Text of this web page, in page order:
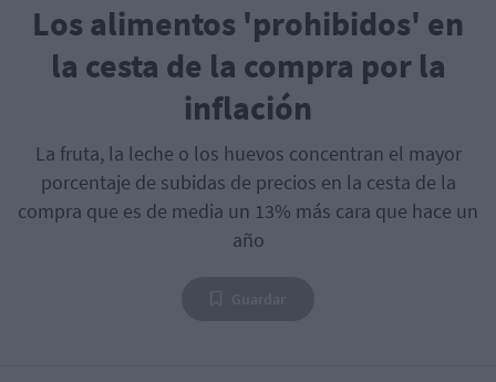
Los alimentos 'prohibidos' en
la cesta de la compra por la
inflación
La fruta, la leche o los huevos concentran el mayor
porcentaje de subidas de precios en la cesta de la
compra que es de media un 13% más cara que hace un
año